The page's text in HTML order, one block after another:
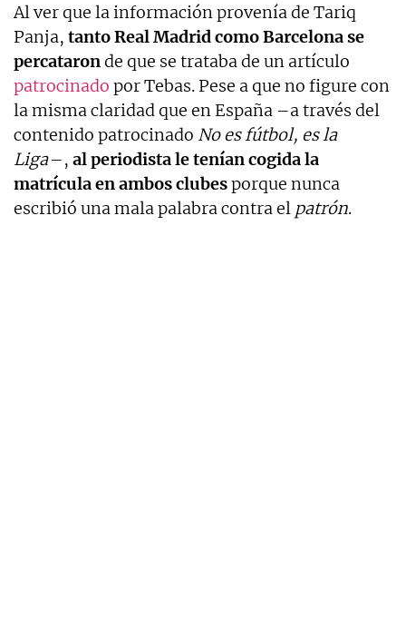
Al ver que la información provenía de Tariq
Panja, tanto Real Madrid como Barcelona se
percataronde que se trataba de un artículo
patrocinado por Tebas. Pese a que no figure con
la misma claridad que en España –a través del
contenido patrocinado No es fútbol, es la
Liga–, al periodista le tenían cogida la
matrícula en ambos clubesporque nunca
escribió una mala palabra contra el patrón.